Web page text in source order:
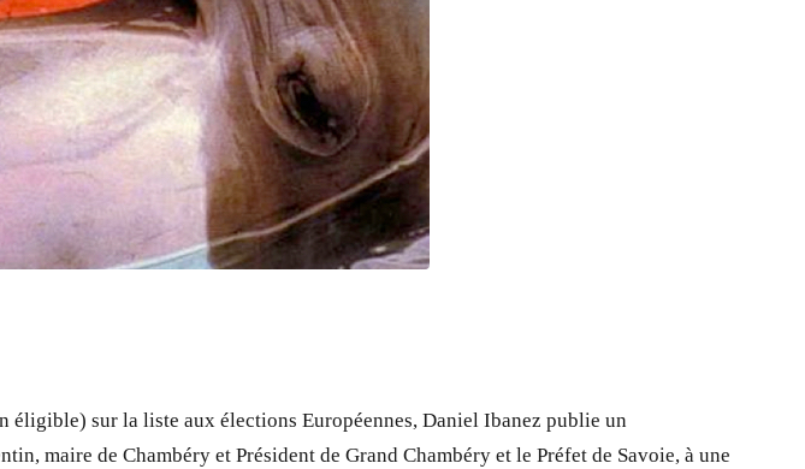
sur la liste aux élections Européennes, Daniel Ibanez publie un
maire de Chambéry et Président de Grand Chambéry et le Préfet de Savoie, à une